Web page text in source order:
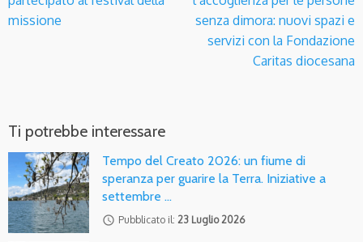
missione
senza dimora: nuovi spazi e
servizi con la Fondazione
Caritas diocesana
Ti potrebbe interessare
Tempo del Creato 2026: un fiume di
speranza per guarire la Terra. Iniziative a
settembre …
access_time Pubblicato il: 23 Luglio 2026